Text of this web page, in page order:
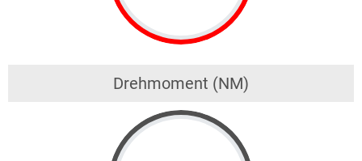
Drehmoment (NM)